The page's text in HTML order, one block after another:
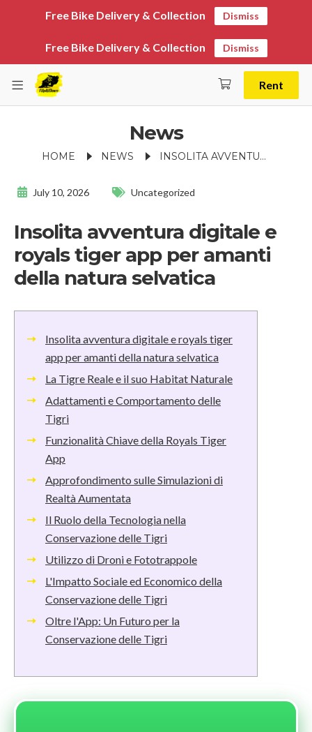
Free Bike Delivery & Collection Dismiss
Free Bike Delivery & Collection Dismiss
Rent
News
HOME NEWS INSOLITA AVVENTURA DIGITALE E ROYALS TIGER APP PER AMANTI DELLA NATURA SELVATICA
July 10, 2026 Uncategorized
Insolita avventura digitale e
royals tiger app per amanti
della natura selvatica
Insolita avventura digitale e royals tiger
app per amanti della natura selvatica
La Tigre Reale e il suo Habitat Naturale
Adattamenti e Comportamento delle
Tigri
Funzionalità Chiave della Royals Tiger
App
Approfondimento sulle Simulazioni di
Realtà Aumentata
Il Ruolo della Tecnologia nella
Conservazione delle Tigri
Utilizzo di Droni e Fototrappole
L'Impatto Sociale ed Economico della
Conservazione delle Tigri
Oltre l'App: Un Futuro per la
Conservazione delle Tigri